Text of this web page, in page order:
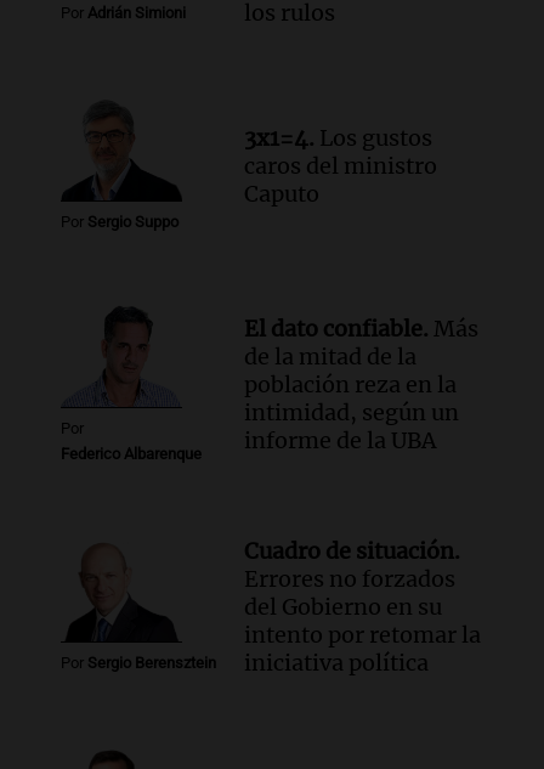
Por Adrián Simioni
los rulos
Por Sergio Suppo
3x1=4. Los gustos
caros del ministro
Caputo
Por
Federico Albarenque
El dato confiable. Más
de la mitad de la
población reza en la
intimidad, según un
informe de la UBA
Por Sergio Berensztein
Cuadro de situación.
Errores no forzados
del Gobierno en su
intento por retomar la
iniciativa política